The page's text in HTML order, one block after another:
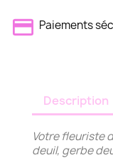
Paiements
Description
Votre fleuriste
deuil, gerbe